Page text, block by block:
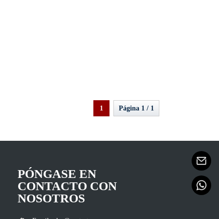
1 Página 1 / 1
PÓNGASE EN
CONTACTO CON
NOSOTROS